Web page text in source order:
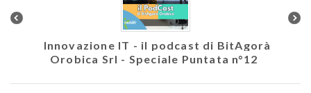
Innovazione IT - il podcast di BitAgorà
Orobica Srl - Speciale Puntata n°12